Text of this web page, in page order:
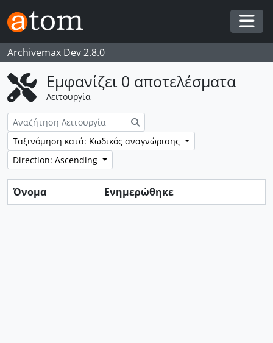
Skip to main content
Archivemax Dev 2.8.0
Εμφανίζει 0 αποτελέσματα
Λειτουργία
Ταξινόμηση κατά: Κωδικός αναγνώρισης
Direction: Ascending
Όνομα Ενημερώθηκε